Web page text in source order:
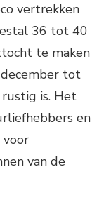
vertrekken
36 tot 40
te maken
tot
is. Het
en
van de